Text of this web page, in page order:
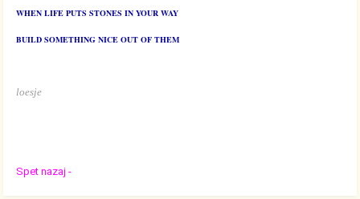
WHEN LIFE PUTS STONES IN YOUR WAY
BUILD SOMETHING NICE OUT OF THEM
loesje
Spet nazaj -